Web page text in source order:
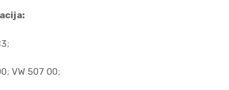
VW 507 00;